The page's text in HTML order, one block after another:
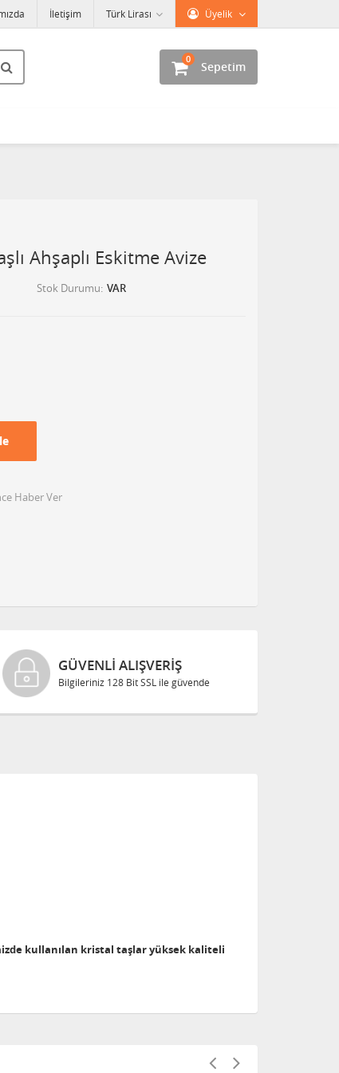
Üyelik
Türk Lirası
İletişim
Sepetim
0
Ahşaplı Eskitme Avize
Stok Durumu VAR
Haber Ver
GÜVENLI ALIŞVERIŞ
Bilgileriniz 128 Bit SSL ile güvende
kullanılan kristal taşlar yüksek kaliteli